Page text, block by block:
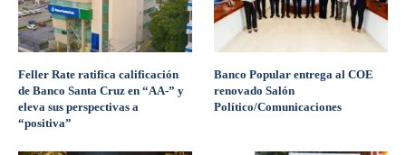
Feller Rate ratifica calificación
de Banco Santa Cruz en “AA-” y
eleva sus perspectivas a
“positiva”
Banco Popular entrega al COE
renovado Salón
Político/Comunicaciones